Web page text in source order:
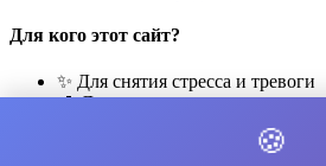
Для кого этот сайт?
✨ Для снятия стресса и тревоги
🎨 Для развития креативности
🧘 Для медитации и расслабления
👨‍👩‍👧‍👦 Для семейного досуга
🍪